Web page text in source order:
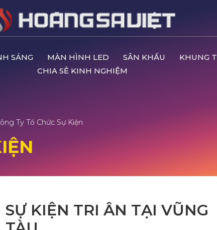
SÁNG MÀN HÌNH LED SÂN KHẤU KHUNG
CHIA SẺ KINH NGHIỆM
Ty Tổ Chức Sự Kiện
SỰ KIỆN TRI ÂN TẠI VŨNG